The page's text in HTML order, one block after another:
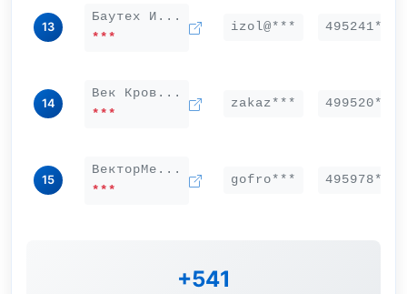
13
Баутех И...
***
izol@*** 495241***
14
Век Кров...
***
zakaz*** 499520***
15
ВекторМе...
***
gofro*** 495978***
+541